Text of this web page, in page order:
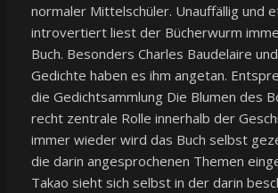
normaler Mittelschüler. Unauffällig und
introvertiert liest der Bücherwurm
Buch. Besonders Charles Baudelaire
Gedichte haben es ihm angetan.
die Gedichtsammlung Die Blumen des
recht zentrale Rolle innerhalb der
immer wieder wird das Buch selbst
die darin angesprochenen Themen
Takao sieht sich selbst in der darin